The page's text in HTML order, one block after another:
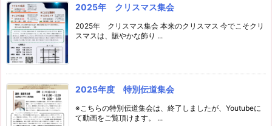
2025年 クリスマス集会
2025年 クリスマス集会 本来のクリスマス 今でこそクリ
スマスは、賑やかな飾り ...
2025年度 特別伝道集会
※こちらの特別伝道集会は、終了しましたが、Youtubeに
て動画をご覧頂けます。 ...